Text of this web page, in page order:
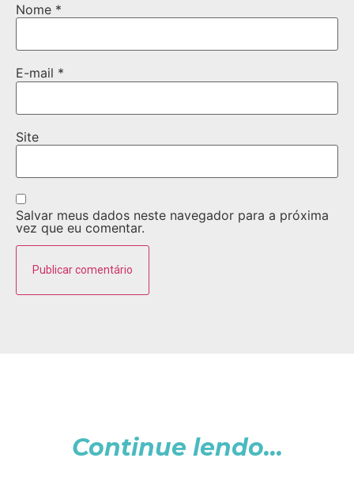
Nome *
E-mail *
Site
Salvar meus dados neste navegador para a próxima
vez que eu comentar.
Continue lendo...